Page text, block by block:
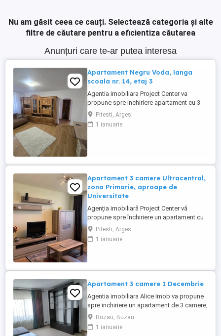
Nu am găsit ceea ce cauți. Selectează categoria și alte
filtre de căutare pentru a eficientiza căutarea
Anunțuri care te-ar putea interesa
Apartament Negru Voda, langa
scoala nr. 14, etaj 3
Agentia imobiliara Project Center va
propune spre inchiriere apartament cu 3
camere situat in cartierul Negru Voda,
langa scoala generala nr. 14, este situat la
etajul 3 al unui bloc cu 4 etaje.
centrala ...
Pitesti, Arges
1 ianuarie
Apartament 3 camere Ultracentral,
zona Primarie, aproape de
Universitate
Agenția imobiliară Project Center vă
propune spre închiriere un apartament cu
3 camere, situat în zona ultracentrală a
municipiului Pitești. Este situat la etajul 3 al
unui bloc cu 3 etaje, fara lift. Locuința este
deschis. Apartamentul ...
Pitesti, Arges
1 ianuarie
Apartament 3 camere 1 Decembrie
Agentia imobiliara Alice Imob va propune
spre inchiriere un apartament de 3 camere,
confort 1, decomandat, zona 1Decembrie.
Situat la etajul 7 7 cu o suprafata utila de
aproximativ 70mp, mobilat si utilat de
Buzau, Buzau
1 ianuarie